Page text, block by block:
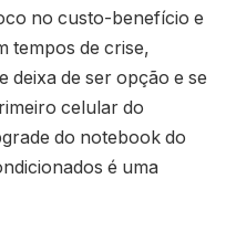
no custo-benefício e
tempos de crise,
deixa de ser opção e se
celular do
do notebook do
é uma